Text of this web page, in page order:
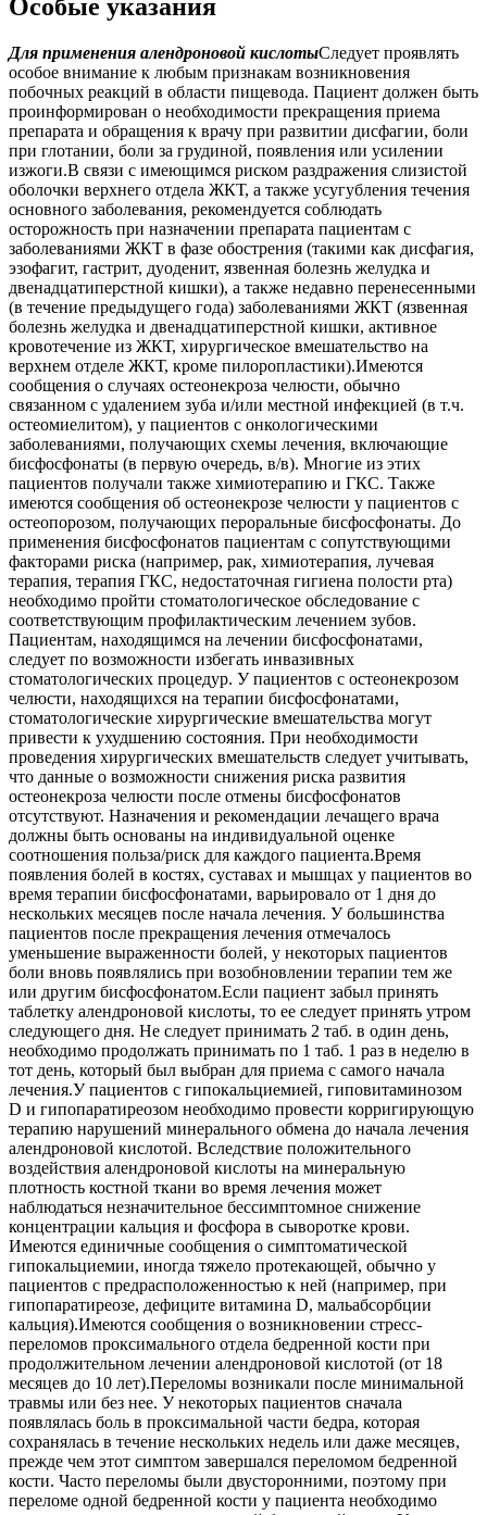
Особые указания
Для применения алендроновой кислотыСледует проявлять
особое внимание к любым признакам возникновения
побочных реакций в области пищевода. Пациент должен быть
проинформирован о необходимости прекращения приема
препарата и обращения к врачу при развитии дисфагии, боли
при глотании, боли за грудиной, появления или усилении
изжоги.В связи с имеющимся риском раздражения слизистой
оболочки верхнего отдела ЖКТ, а также усугубления течения
основного заболевания, рекомендуется соблюдать
осторожность при назначении препарата пациентам с
заболеваниями ЖКТ в фазе обострения (такими как дисфагия,
эзофагит, гастрит, дуоденит, язвенная болезнь желудка и
двенадцатиперстной кишки), а также недавно перенесенными
(в течение предыдущего года) заболеваниями ЖКТ (язвенная
болезнь желудка и двенадцатиперстной кишки, активное
кровотечение из ЖКТ, хирургическое вмешательство на
верхнем отделе ЖКТ, кроме пилоропластики).Имеются
сообщения о случаях остеонекроза челюсти, обычно
связанном с удалением зуба и/или местной инфекцией (в т.ч.
остеомиелитом), у пациентов с онкологическими
заболеваниями, получающих схемы лечения, включающие
бисфосфонаты (в первую очередь, в/в). Многие из этих
пациентов получали также химиотерапию и ГКС. Также
имеются сообщения об остеонекрозе челюсти у пациентов с
остеопорозом, получающих пероральные бисфосфонаты. До
применения бисфосфонатов пациентам с сопутствующими
факторами риска (например, рак, химиотерапия, лучевая
терапия, терапия ГКС, недостаточная гигиена полости рта)
необходимо пройти стоматологическое обследование с
соответствующим профилактическим лечением зубов.
Пациентам, находящимся на лечении бисфосфонатами,
следует по возможности избегать инвазивных
стоматологических процедур. У пациентов с остеонекрозом
челюсти, находящихся на терапии бисфосфонатами,
стоматологические хирургические вмешательства могут
привести к ухудшению состояния. При необходимости
проведения хирургических вмешательств следует учитывать,
что данные о возможности снижения риска развития
остеонекроза челюсти после отмены бисфосфонатов
отсутствуют. Назначения и рекомендации лечащего врача
должны быть основаны на индивидуальной оценке
соотношения польза/риск для каждого пациента.Время
появления болей в костях, суставах и мышцах у пациентов во
время терапии бисфосфонатами, варьировало от 1 дня до
нескольких месяцев после начала лечения. У большинства
пациентов после прекращения лечения отмечалось
уменьшение выраженности болей, у некоторых пациентов
боли вновь появлялись при возобновлении терапии тем же
или другим бисфосфонатом.Если пациент забыл принять
таблетку алендроновой кислоты, то ее следует принять утром
следующего дня. Не следует принимать 2 таб. в один день,
необходимо продолжать принимать по 1 таб. 1 раз в неделю в
тот день, который был выбран для приема с самого начала
лечения.У пациентов с гипокальциемией, гиповитаминозом
D и гипопаратиреозом необходимо провести корригирующую
терапию нарушений минерального обмена до начала лечения
алендроновой кислотой. Вследствие положительного
воздействия алендроновой кислоты на минеральную
плотность костной ткани во время лечения может
наблюдаться незначительное бессимптомное снижение
концентрации кальция и фосфора в сыворотке крови.
Имеются единичные сообщения о симптоматической
гипокальциемии, иногда тяжело протекающей, обычно у
пациентов с предрасположенностью к ней (например, при
гипопаратиреозе, дефиците витамина D, мальабсорбции
кальция).Имеются сообщения о возникновении стресс-
переломов проксимального отдела бедренной кости при
продолжительном лечении алендроновой кислотой (от 18
месяцев до 10 лет).Переломы возникали после минимальной
травмы или без нее. У некоторых пациентов сначала
появлялась боль в проксимальной части бедра, которая
сохранялась в течение нескольких недель или даже месяцев,
прежде чем этот симптом завершался переломом бедренной
кости. Часто переломы были двусторонними, поэтому при
переломе одной бедренной кости у пациента необходимо